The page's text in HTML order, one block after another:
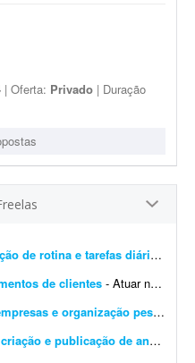
| Oferta: Privado | Duração
Assistente virtual para organização de rotina e tarefas diárias
de clientes - Atuar no acompanhamento e gestão de documentos enviados por clientes do escritório, garantindo organização, padronização e controle eficiente dos arquivos:...
Assistente administrativa para empresas e organização pessoal
Assistente de e-commerce para criação e publicação de anúncios (1 semana)